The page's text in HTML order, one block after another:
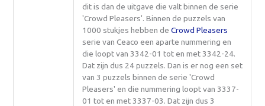
dit is dan de uitgave die valt binnen de serie
'Crowd Pleasers'. Binnen de puzzels van
1000 stukjes hebben deCrowd Pleasers
serie van Ceaco een aparte nummering en
die loopt van 3342-01 tot en met 3342-24.
Dat zijn dus 24 puzzels. Dan is er nog een set
van 3 puzzels binnen de serie 'Crowd
Pleasers' en die nummering loopt van 3337-
01 tot en met 3337-03. Dat zijn dus 3